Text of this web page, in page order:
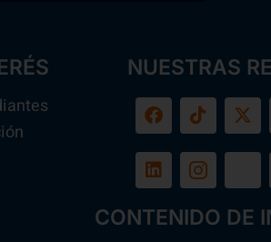
NUESTRAS
CONTENIDO DE